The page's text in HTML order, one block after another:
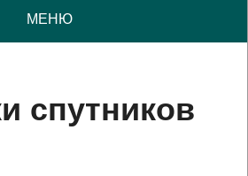
МЕНЮ
спутников